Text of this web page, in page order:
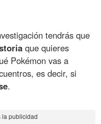
tendrás que
que quieres
Pokémon vas a
es decir, si
.